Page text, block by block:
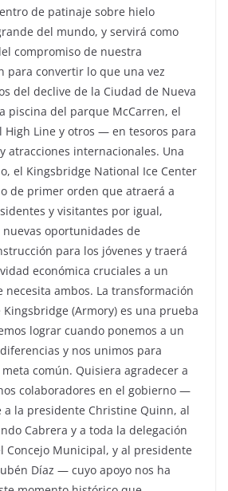
de patinaje sobre hielo
del mundo, y servirá como
compromiso de nuestra
para convertir lo que una vez
del declive de la Ciudad de Nueva
piscina del parque McCarren, el
High Line y otros ― en tesoros para
atracciones internacionales. Una
el Kingsbridge National Ice Center
de primer orden que atraerá a
y visitantes por igual,
oportunidades de
para los jóvenes y traerá
económica cruciales a un
necesita ambos. La transformación
(Armory) es una prueba
lograr cuando ponemos a un
y nos unimos para
común. Quisiera agradecer a
colaboradores en el gobierno ―
a la presidente Christine Quinn, al
Cabrera y a toda la delegación
Concejo Municipal, y al presidente
Díaz ― cuyo apoyo nos ha